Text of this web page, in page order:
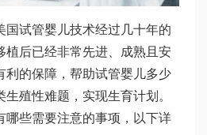
国试管婴儿技术经过几十年的
植后已经非常先进、成熟且安
利的保障，帮助试管婴儿多少
生殖性难题，实现生育计划。
哪些需要注意的事项，以下详